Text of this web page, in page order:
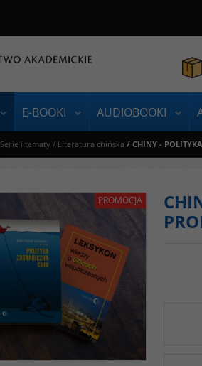
E-BOOKI AUDIOBOOKI
Serie i tematy / Literatura chińska / CHINY -
PROMOCJA